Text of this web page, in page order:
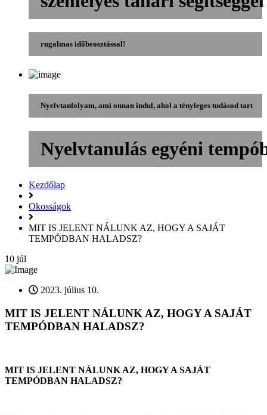
rugalmas időbeosztással!
Nyelvtanfolyam, ami onnan indul, ahol a tényleges tudásod tart
Nyelvtanulás egyéni
Kezdőlap
Okosságok
MIT IS JELENT NÁLUNK AZ, HOGY A SAJÁT
TEMPÓDBAN HALADSZ?
10 júl
2023. július 10.
MIT IS JELENT NÁLUNK AZ, HOGY A SAJÁT
TEMPÓDBAN HALADSZ?
MIT IS JELENT NÁLUNK AZ, HOGY A SAJÁT
TEMPÓDBAN HALADSZ?